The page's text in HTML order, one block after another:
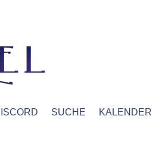
SUCHE KALENDER